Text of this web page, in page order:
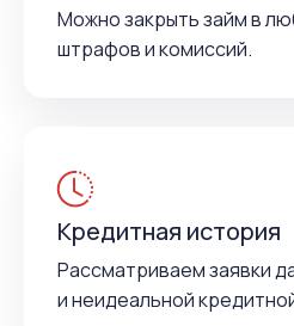
Можно закрыть займ в
штрафов и комиссий.
Кредитная история
Рассматриваем заявки
и неидеальной